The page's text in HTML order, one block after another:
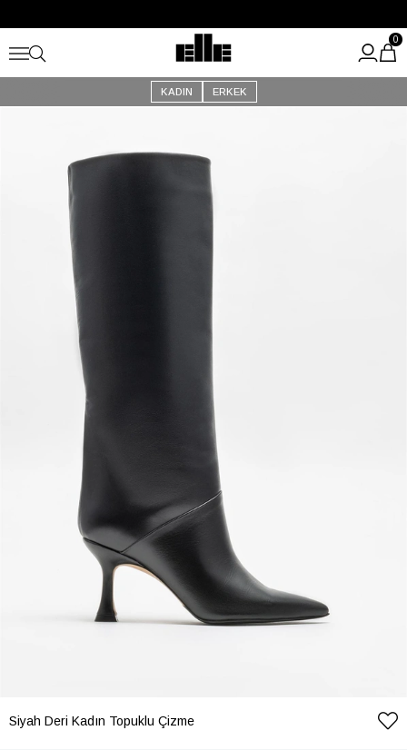
Kargo Ücretsiz!
KADIN ERKEK
0
Siyah Deri Kadın Topuklu Çizme